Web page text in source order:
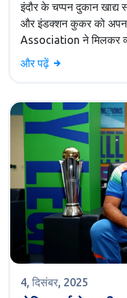
इंदौर के चप्पन दुकान खाद्य
और इंडक्शन कुकर को
Association ने मिलकर
और पढ़ें
4, दिसंबर, 2025